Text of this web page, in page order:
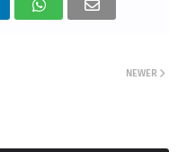
NEWER